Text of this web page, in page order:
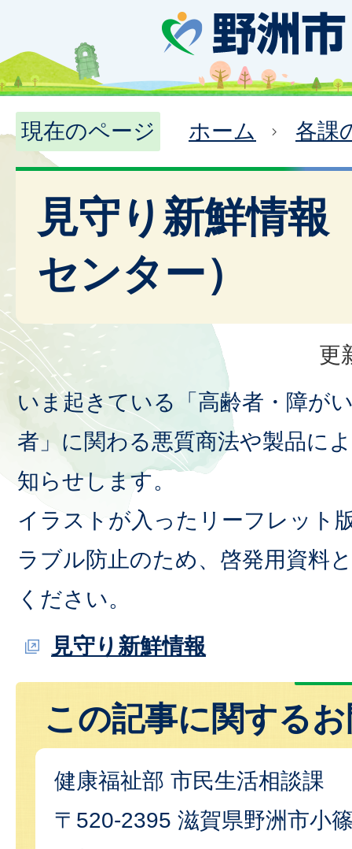
現在のページ ホーム 各課
見守り新鮮情報
センター）
更
いま起きている「高齢者・障が
者」に関わる悪質商法や製品に
知らせします。
イラストが入ったリーフレット
ラブル防止のため、啓発用資料
ください。
見守り新鮮情報
この記事に関する
健康福祉部 市民生活相談課
〒520-2395 滋賀県野洲市小